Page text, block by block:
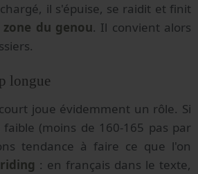
il s'épuise, se raidit et finit
du genou. Il convient alors
longue
joue évidemment un rôle. Si
faible (moins de 160-165 pas par
tendance à faire ce que l'on
: en français dans le texte,